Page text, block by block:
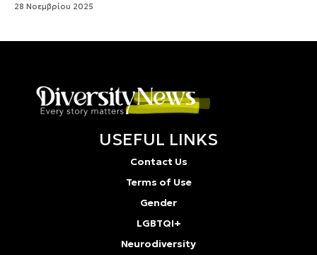
28 Νοεμβρίου 2025
USEFUL LINKS
Contact Us
Terms of Use
Gender
LGBTQI+
Neurodiversity